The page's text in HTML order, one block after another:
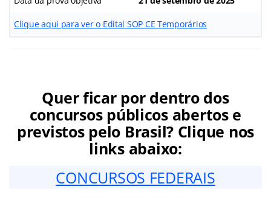
Clique aqui para ver o Edital SOP CE Temporários
Quer ficar por dentro dos
concursos públicos abertos e
previstos pelo Brasil? Clique nos
links abaixo:
CONCURSOS FEDERAIS